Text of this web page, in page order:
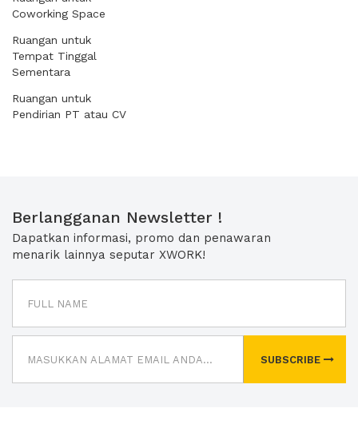
Coworking Space
Ruangan untuk
Tempat Tinggal
Sementara
Ruangan untuk
Pendirian PT atau CV
Berlangganan Newsletter !
Dapatkan informasi, promo dan penawaran
menarik lainnya seputar XWORK!
SUBSCRIBE